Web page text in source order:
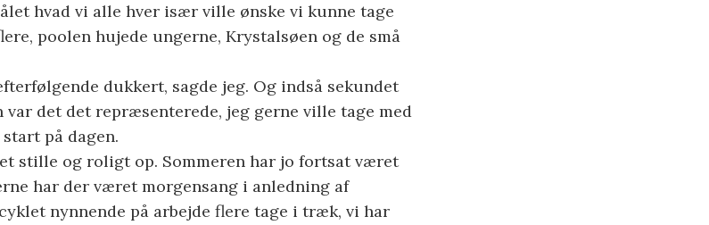
hvad vi alle hver især ville ønske vi kunne tage
poolen hujede ungerne, Krystalsøen og de små
dukkert, sagde jeg. Og indså sekundet
det det repræsenterede, jeg gerne ville tage med
på dagen.
stille og roligt op. Sommeren har jo fortsat været
har der været morgensang i anledning af
nynnende på arbejde flere tage i træk, vi har